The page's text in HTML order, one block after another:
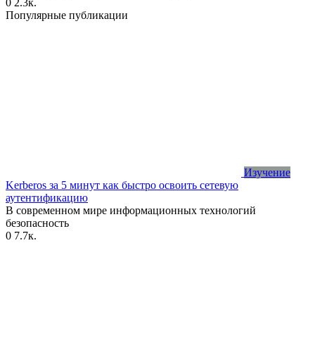
0 2.3к.
Популярные публикации
Изучение
Kerberos за 5 минут как быстро освоить сетевую
аутентификацию
В современном мире информационных технологий
безопасность
0 7.7к.